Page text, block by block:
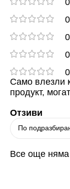
0
0
0
0
Отзиви
Все още няма
Само влезли
продукт,